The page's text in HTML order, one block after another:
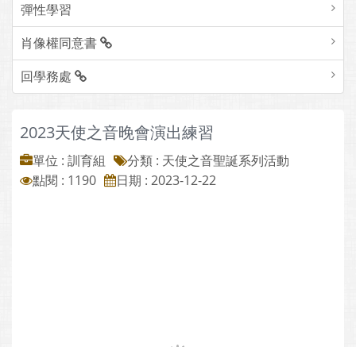
彈性學習
肖像權同意書
回學務處
2023天使之音晚會演出練習
單位 : 訓育組 分類 : 天使之音聖誕系列活動
點閱 : 1190
日期 : 2023-12-22